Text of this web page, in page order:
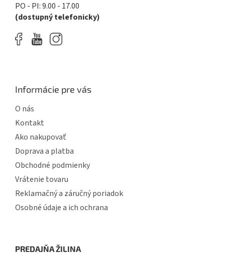
PO - PI: 9.00 - 17.00
(dostupný telefonicky)
Informácie pre vás
O nás
Kontakt
Ako nakupovať
Doprava a platba
Obchodné podmienky
Vrátenie tovaru
Reklamačný a záručný poriadok
Osobné údaje a ich ochrana
PREDAJŇA ŽILINA